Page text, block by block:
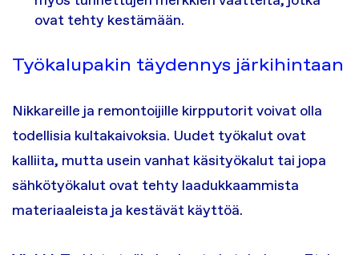
ovat tehty kestämään.
Työkalupakin täydennys järkihintaan
Nikkareille ja remontoijille kirpputorit voivat olla
todellisia kultakaivoksia. Uudet työkalut ovat
kalliita, mutta usein vanhat käsityökalut tai jopa
sähkötyökalut ovat tehty laadukkaammista
materiaaleista ja kestävät käyttöä.